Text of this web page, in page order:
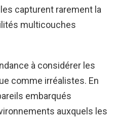
capturent rarement la
multicouches
à considérer les
comme irréalistes. En
embarqués
auxquels les